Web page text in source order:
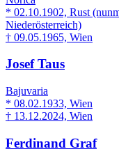
* 02.10.1902, Rust
Niederösterreich)
† 09.05.1965, Wien
Josef Taus
Bajuvaria
* 08.02.1933, Wien
† 13.12.2024, Wien
Ferdinand Graf